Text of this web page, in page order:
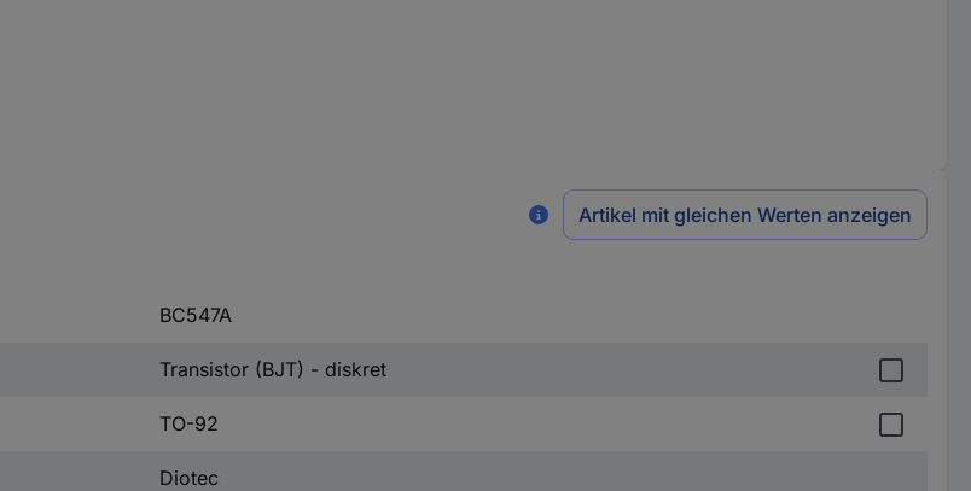
Artikel mit gleichen Werten anzeigen
BC547A
Transistor (BJT) - diskret
TO-92
Diotec